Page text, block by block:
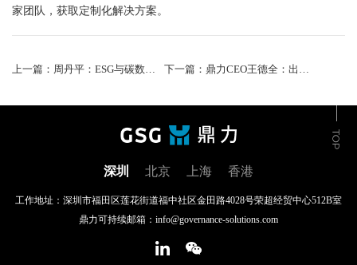
家团队，获取定制化解决方案。
上一篇：周丹平：ESG与碳数字化管理赋能企业降本增效 下一篇：鼎力CEO王德全：出海企业遇ESG难题，统一排放因子库和碳管理工具是破局关键
深圳 北京 上海 香港
工作地址：深圳市福田区莲花街道福中社区金田路4028号荣超经贸中心512B室
鼎力可持续邮箱：info@governance-solutions.com